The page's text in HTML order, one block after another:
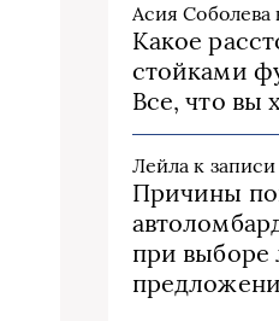
Асия Соболева
Какое
стойками
Все, что вы
Лейла к записи
Причины
при выборе